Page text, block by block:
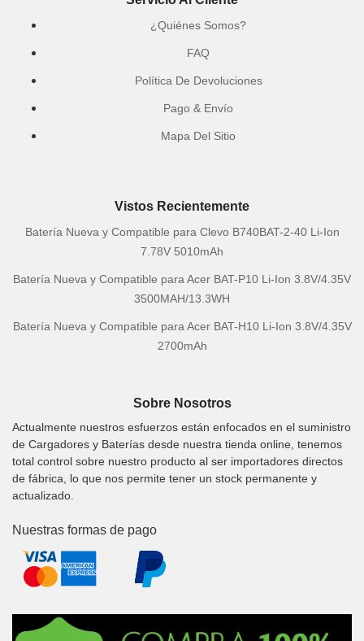
¿Quiénes Somos?
FAQ
Política De Devoluciones
Pago & Envío
Mapa Del Sitio
Vistos Recientemente
Batería Nueva y Compatible para Clevo B740BAT-2-40 Li-Ion
7.78V 5010mAh
Batería Nueva y Compatible para Acer BAT-P10 Li-Ion 3.8V/4.35V
3500MAH/13.3WH
Batería Nueva y Compatible para Acer BAT-H10 Li-Ion 3.8V/4.35V
2700mAh
Sobre Nosotros
Actualmente nuestros esfuerzos están enfocados en el suministro
de Cargadores y Baterías desde nuestra tienda online, tenemos
total control sobre nuestro producto al ser importadores directos
de fábrica, lo que nos permite tener un stock permanente y
actualizado.
Nuestras formas de pago